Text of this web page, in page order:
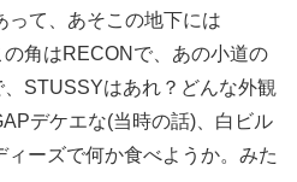
って、あそこの地下には
角はRECONで、あの小道の
STUSSYはあれ？どんな外観
デケエな(当時の話)、白ビル
ィーズで何か食べようか。みた